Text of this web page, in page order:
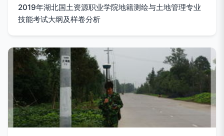
2019年湖北国土资源职业学院地籍测绘与土地管理专业
技能考试大纲及样卷分析